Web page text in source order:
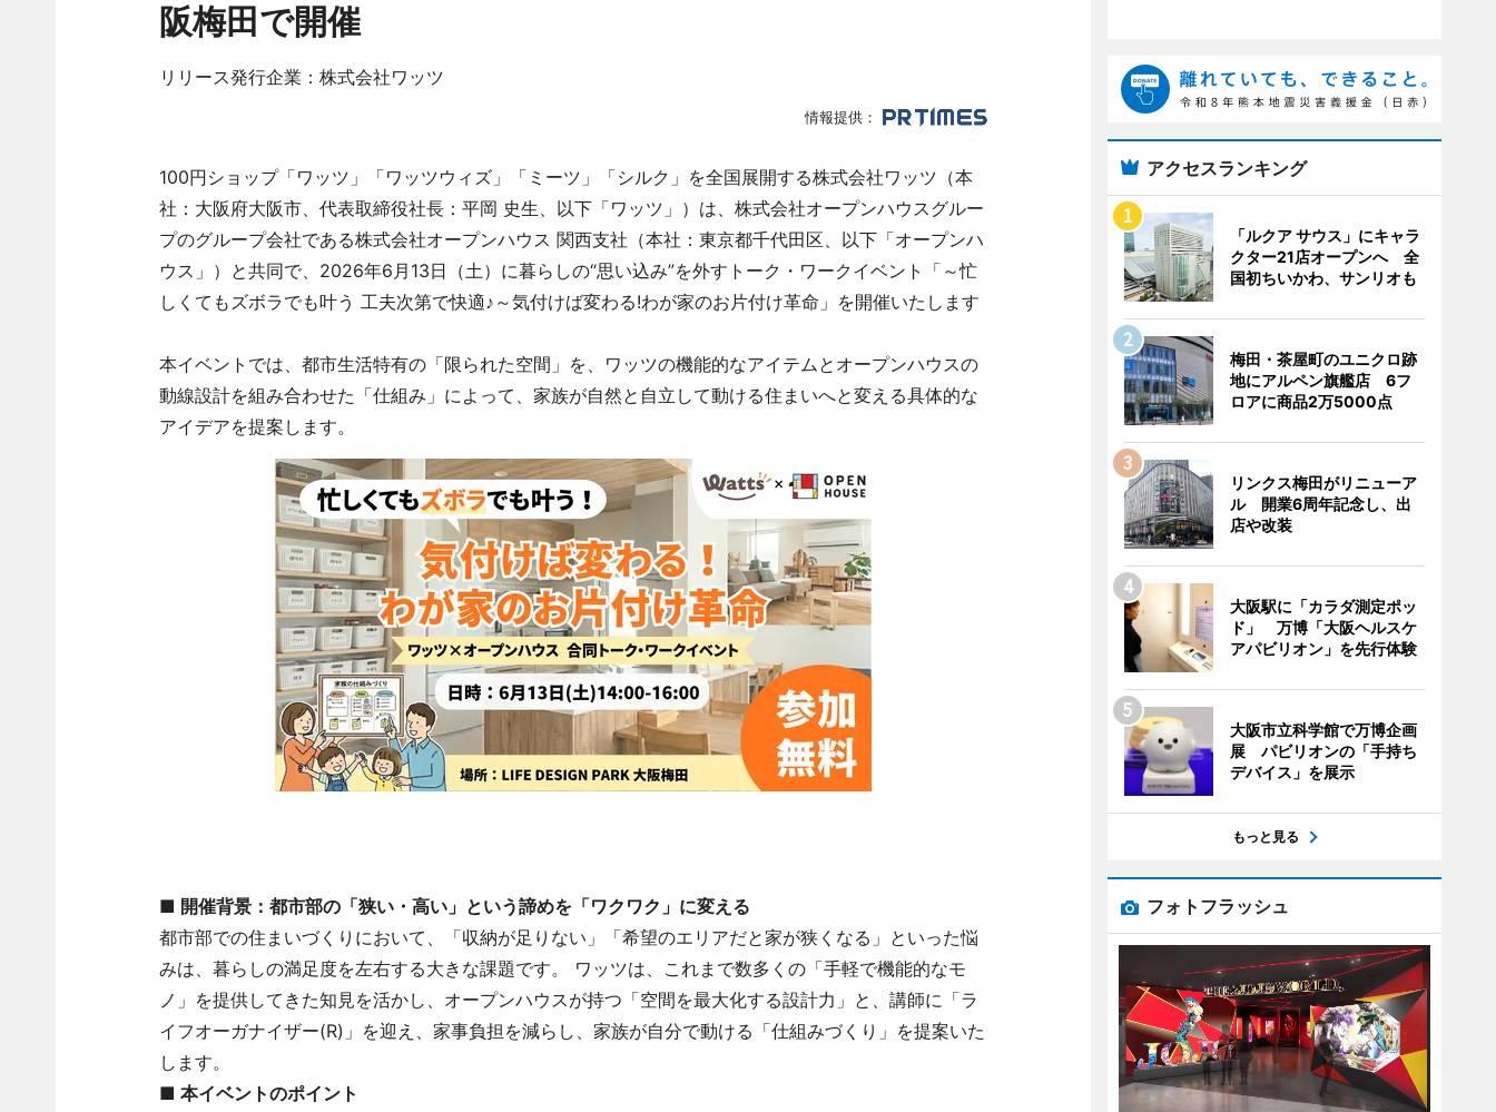
阪梅田で開催
リリース発行企業：株式会社ワッツ
情報提供：
100円ショップ「ワッツ」「ワッツウィズ」「ミーツ」「シルク」を全国展開する株式会社ワッツ（本
社：大阪府大阪市、代表取締役社長：平岡 史生、以下「ワッツ」）は、株式会社オープンハウスグルー
プのグループ会社である株式会社オープンハウス 関西支社（本社：東京都千代田区、以下「オープンハ
ウス」）と共同で、2026年6月13日（土）に暮らしの“思い込み”を外すトーク・ワークイベント「～忙
しくてもズボラでも叶う 工夫次第で快適♪～気付けば変わる!わが家のお片付け革命」を開催いたします
本イベントでは、都市生活特有の「限られた空間」を、ワッツの機能的なアイテムとオープンハウスの
動線設計を組み合わせた「仕組み」によって、家族が自然と自立して動ける住まいへと変える具体的な
アイデアを提案します。
■ 開催背景：都市部の「狭い・高い」という諦めを「ワクワク」に変える
都市部での住まいづくりにおいて、「収納が足りない」「希望のエリアだと家が狭くなる」といった悩
みは、暮らしの満足度を左右する大きな課題です。 ワッツは、これまで数多くの「手軽で機能的なモ
ノ」を提供してきた知見を活かし、オープンハウスが持つ「空間を最大化する設計力」と、講師に「ラ
イフオーガナイザー(R)」を迎え、家事負担を減らし、家族が自分で動ける「仕組みづくり」を提案いた
します。
■ 本イベントのポイント
アクセスランキング
「ルクア サウス」にキャラ
クター21店オープンへ 全
国初ちいかわ、サンリオも
梅田・茶屋町のユニクロ跡
地にアルペン旗艦店 6フ
ロアに商品2万5000点
リンクス梅田がリニューア
ル 開業6周年記念し、出
店や改装
大阪駅に「カラダ測定ポッ
ド」 万博「大阪ヘルスケ
アパビリオン」を先行体験
大阪市立科学館で万博企画
展 パビリオンの「手持ち
デバイス」を展示
もっと見る
フォトフラッシュ